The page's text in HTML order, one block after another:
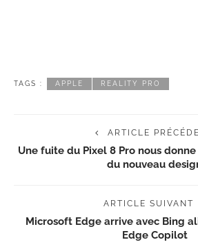
TAGS : APPLE REALITY PRO
ARTICLE
Une fuite du Pixel 8 Pro nous
du nouveau
ARTICLE SUIVANT
Microsoft Edge arrive avec Bing
Edge Copilot